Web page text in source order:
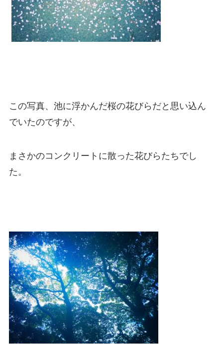
この写真、池に浮かんだ桜の花びらだと思い込ん
でいたのですが、
まさかのコンクリートに散った花びらたちでし
た。